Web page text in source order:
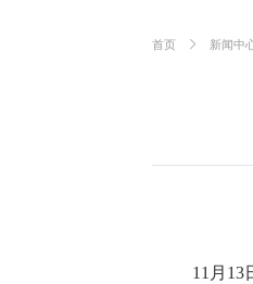
首页 新闻中
11月